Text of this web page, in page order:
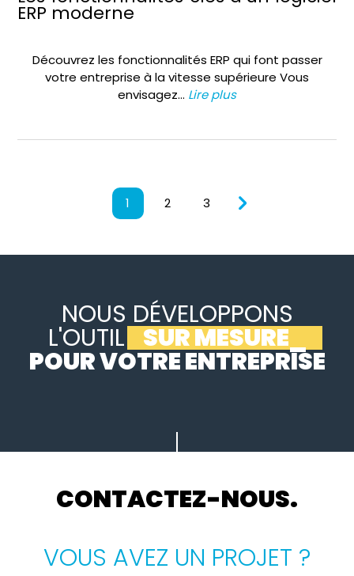
ERP moderne
Découvrez les fonctionnalités ERP qui font passer
votre entreprise à la vitesse supérieure Vous
envisagez… Lire plus
1 2 3
NOUS DÉVELOPPONS
L'OUTIL SUR MESURE
POUR VOTRE ENTREPRISE
CONTACTEZ-NOUS.
VOUS AVEZ UN PROJET ?